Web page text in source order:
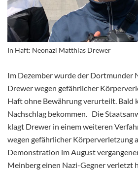
In Haft: Neonazi Matthias Drewer
Im Dezember wurde der Dortmunder
Drewer wegen gefährlicher
Haft ohne Bewährung verurteilt. Bald
Nachschlag bekommen. Die
klagt Drewer in einem weiteren
wegen gefährlicher Körperverletzung
Demonstration im August
Meinberg einen Nazi-Gegner verletzt